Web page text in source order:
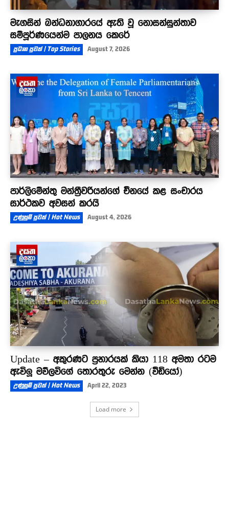
මැගසින් බන්ධනාගාරයේ ඇති වූ නොසන්සුන්තාව
සම්පූර්ණයෙන්ම පාලනය කෙරේ
ප්‍රධාන පුවත් | Top Stories August 7, 2026
පාර්ලිමේන්තු මන්ත්‍රීවරියන්ගේ චීනයේ කළ සංචාරය
සාර්ථකව අවසන් කරයි
උණුසුම් පුවත් | Hot News August 4, 2026
Update – අකුරණට ප්‍රහාරයක් කියා 118 අමතා රටම
ඇවිලූ මව්ලවිගේ තොරතුරු මෙන්න (වීඩියෝ)
උණුසුම් පුවත් | Hot News April 22, 2023
Load more